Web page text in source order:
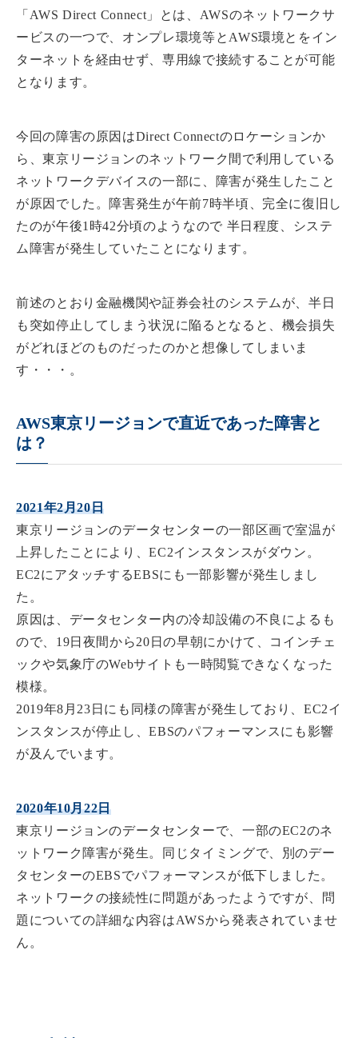
「AWS Direct Connect」とは、AWSのネットワークサ
ービスの一つで、オンプレ環境等とAWS環境とをイン
ターネットを経由せず、専用線で接続することが可能
となります。
今回の障害の原因はDirect Connectのロケーションか
ら、東京リージョンのネットワーク間で利用している
ネットワークデバイスの一部に、障害が発生したこと
が原因でした。障害発生が午前7時半頃、完全に復旧し
たのが午後1時42分頃のようなので 半日程度、システ
ム障害が発生していたことになります。
前述のとおり金融機関や証券会社のシステムが、半日
も突如停止してしまう状況に陥るとなると、機会損失
がどれほどのものだったのかと想像してしまいま
す・・・。
AWS東京リージョンで直近であった障害と
は？
2021年2月20日
東京リージョンのデータセンターの一部区画で室温が
上昇したことにより、EC2インスタンスがダウン。
EC2にアタッチするEBSにも一部影響が発生しまし
た。
原因は、データセンター内の冷却設備の不良によるも
ので、19日夜間から20日の早朝にかけて、コインチェ
ックや気象庁のWebサイトも一時閲覧できなくなった
模様。
2019年8月23日にも同様の障害が発生しており、EC2イ
ンスタンスが停止し、EBSのパフォーマンスにも影響
が及んでいます。
2020年10月22日
東京リージョンのデータセンターで、一部のEC2のネ
ットワーク障害が発生。同じタイミングで、別のデー
タセンターのEBSでパフォーマンスが低下しました。
ネットワークの接続性に問題があったようですが、問
題についての詳細な内容はAWSから発表されていませ
ん。